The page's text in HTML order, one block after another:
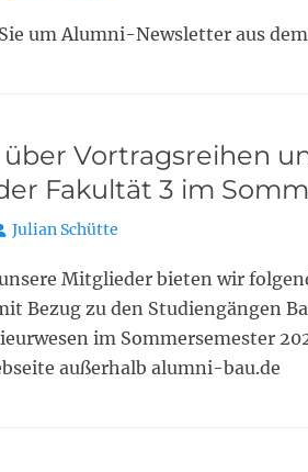
um Alumni-Newsletter aus
Vortragsreihen
Fakultät 3 im
Julian Schütte
Mitglieder bieten wir
Bezug zu den Studiengängen
im Sommersemester
außerhalb alumni-bau.de